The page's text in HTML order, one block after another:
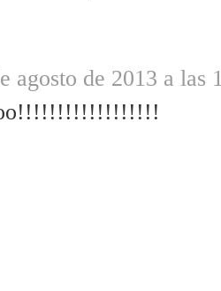
agosto de 2013 a las